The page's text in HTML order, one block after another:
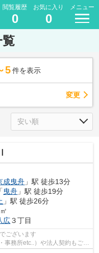
閲覧履歴
0
お気に入り
0
メニュー
5 件を表示
変更
成曳舟 」駅 徒歩13分
「 曳舟 」駅 徒歩19分
」駅 徒歩26分
広３丁目
ございます
事務所etc..）や法人契約もご対